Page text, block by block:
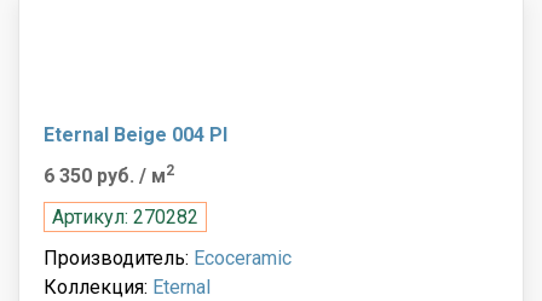
Eternal Beige 004 Pl
6 350 руб. / м2
Артикул: 270282
Производитель: Ecoceramic
Коллекция: Eternal